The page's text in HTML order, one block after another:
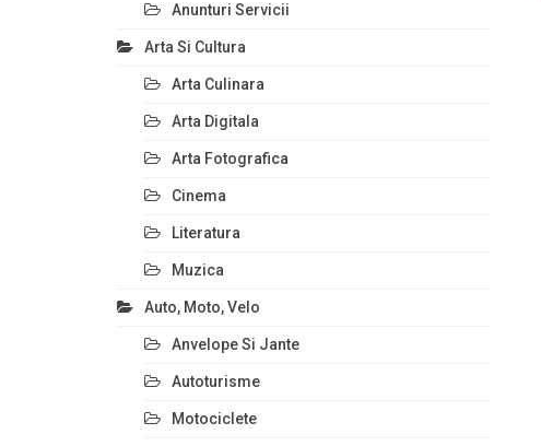
Anunturi Servicii
Arta Si Cultura
Arta Culinara
Arta Digitala
Arta Fotografica
Cinema
Literatura
Muzica
Auto, Moto, Velo
Anvelope Si Jante
Autoturisme
Motociclete